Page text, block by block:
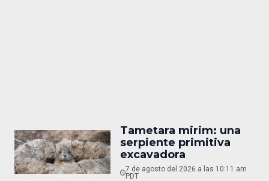
Tametara mirim: una
serpiente primitiva
excavadora
7 de agosto del 2026 a las 10:11 am
PDT